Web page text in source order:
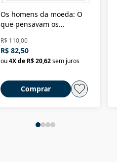
Os homens da moeda: O
que pensavam os
Nova República (1985-
2018)
R$ 110,00
R$ 82,50
ou4X de R$ 20,62sem juros
Comprar